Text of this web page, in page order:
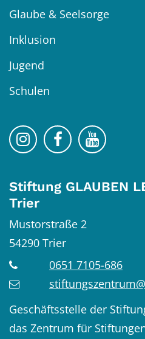
Glaube & Seelsorge
Inklusion
Jugend
Schulen
Bistum Trier auf
Bistum Trier
Bistum
Stiftung GLAUBEN
Trier
Mustorstraße 2
54290 Trier
0651 7105-686
Geschäftsstelle der
das Zentrum für